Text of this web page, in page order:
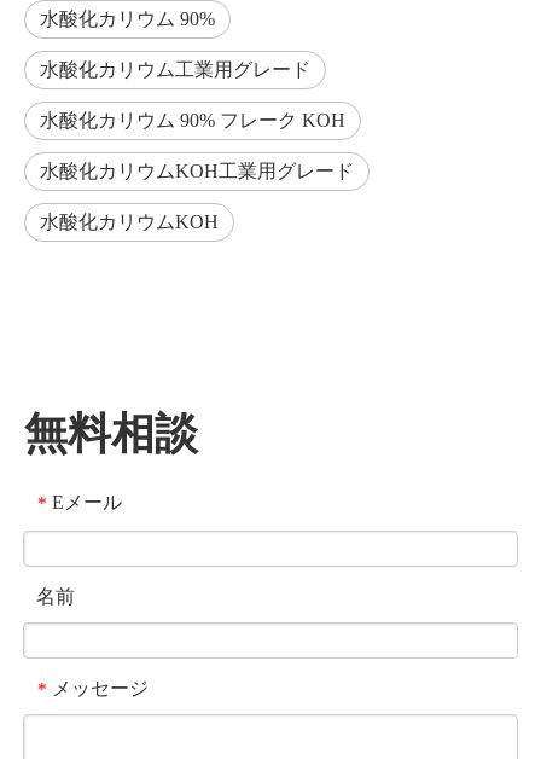
水酸化カリウム 90%
水酸化カリウム工業用グレード
水酸化カリウム 90% フレーク KOH
水酸化カリウムKOH工業用グレード
水酸化カリウムKOH
無料相談
* Eメール
名前
* メッセージ